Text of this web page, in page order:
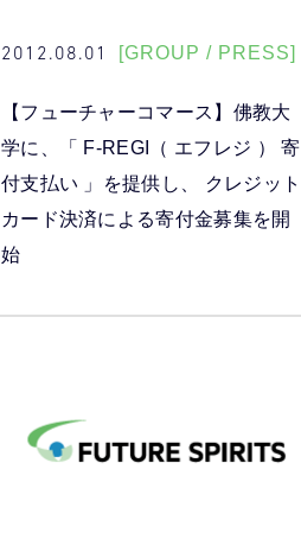
2012.08.01 [GROUP / PRESS]
【フューチャーコマース】佛教大
学に、「 F-REGI（ エフレジ ） 寄
付支払い 」を提供し、 クレジット
カード決済による寄付金募集を開
始